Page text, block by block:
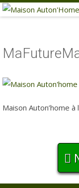
Maison Auton’home